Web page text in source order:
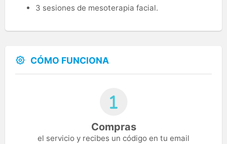
3 sesiones de mesoterapia facial.
CÓMO FUNCIONA
Compras
el servicio y recibes un código en tu email